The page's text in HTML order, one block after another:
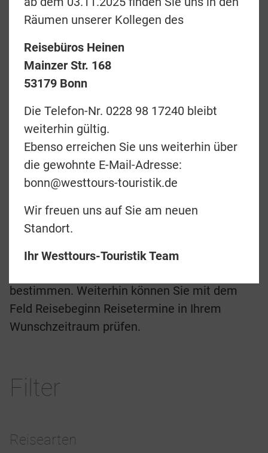
erkunden.
Urlaubsziel aus der Luft betrachtet zu haben?
Wenn Sie ohne Probleme auf das fünfte Paar
Urlaubsgarderobe verzichten können, ist dies
Ihre Art die Welt zu erleben. Ersparen Sie sich
lange Reisewege im Bus und genießen Sie
eine grenzenlose Freiheit. Am Boden erleben
Sie dann die Höhepunkte der Reiseregion und
fliegen mit unvergesslichen Eindrücken wieder
nach Hause.
Nutzen Sie den nebenstehenden Filter um z.B.
bestimmen. Weiterhin können Sie mit dem
Feld Reisebeginn Reisetermine in Ihrem
Wunschzeitraum prüfen.
Filter
Reisearten
Räumen unserer Kollegen des
Reisebüros Heinen
Mainzer Str. 168
53179 Bonn
Die Telefon-Nr. 0228 98 17240 bleibt
weiterhin gültig.
Ebenso erreichen Sie uns weiterhin über
die gewohnte E-Mail-Adresse:
bonn@westtours-touristik.de
Wir freuen uns auf Sie am neuen
Standort.
Ihr Westtours-Touristik Team